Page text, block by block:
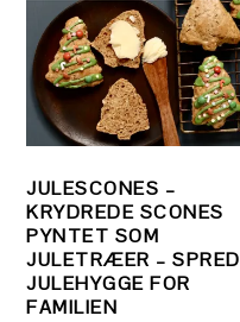
JULESCONES –
KRYDREDE SCONES
PYNTET SOM
JULETRÆER – SPRED
JULEHYGGE FOR
FAMILIEN